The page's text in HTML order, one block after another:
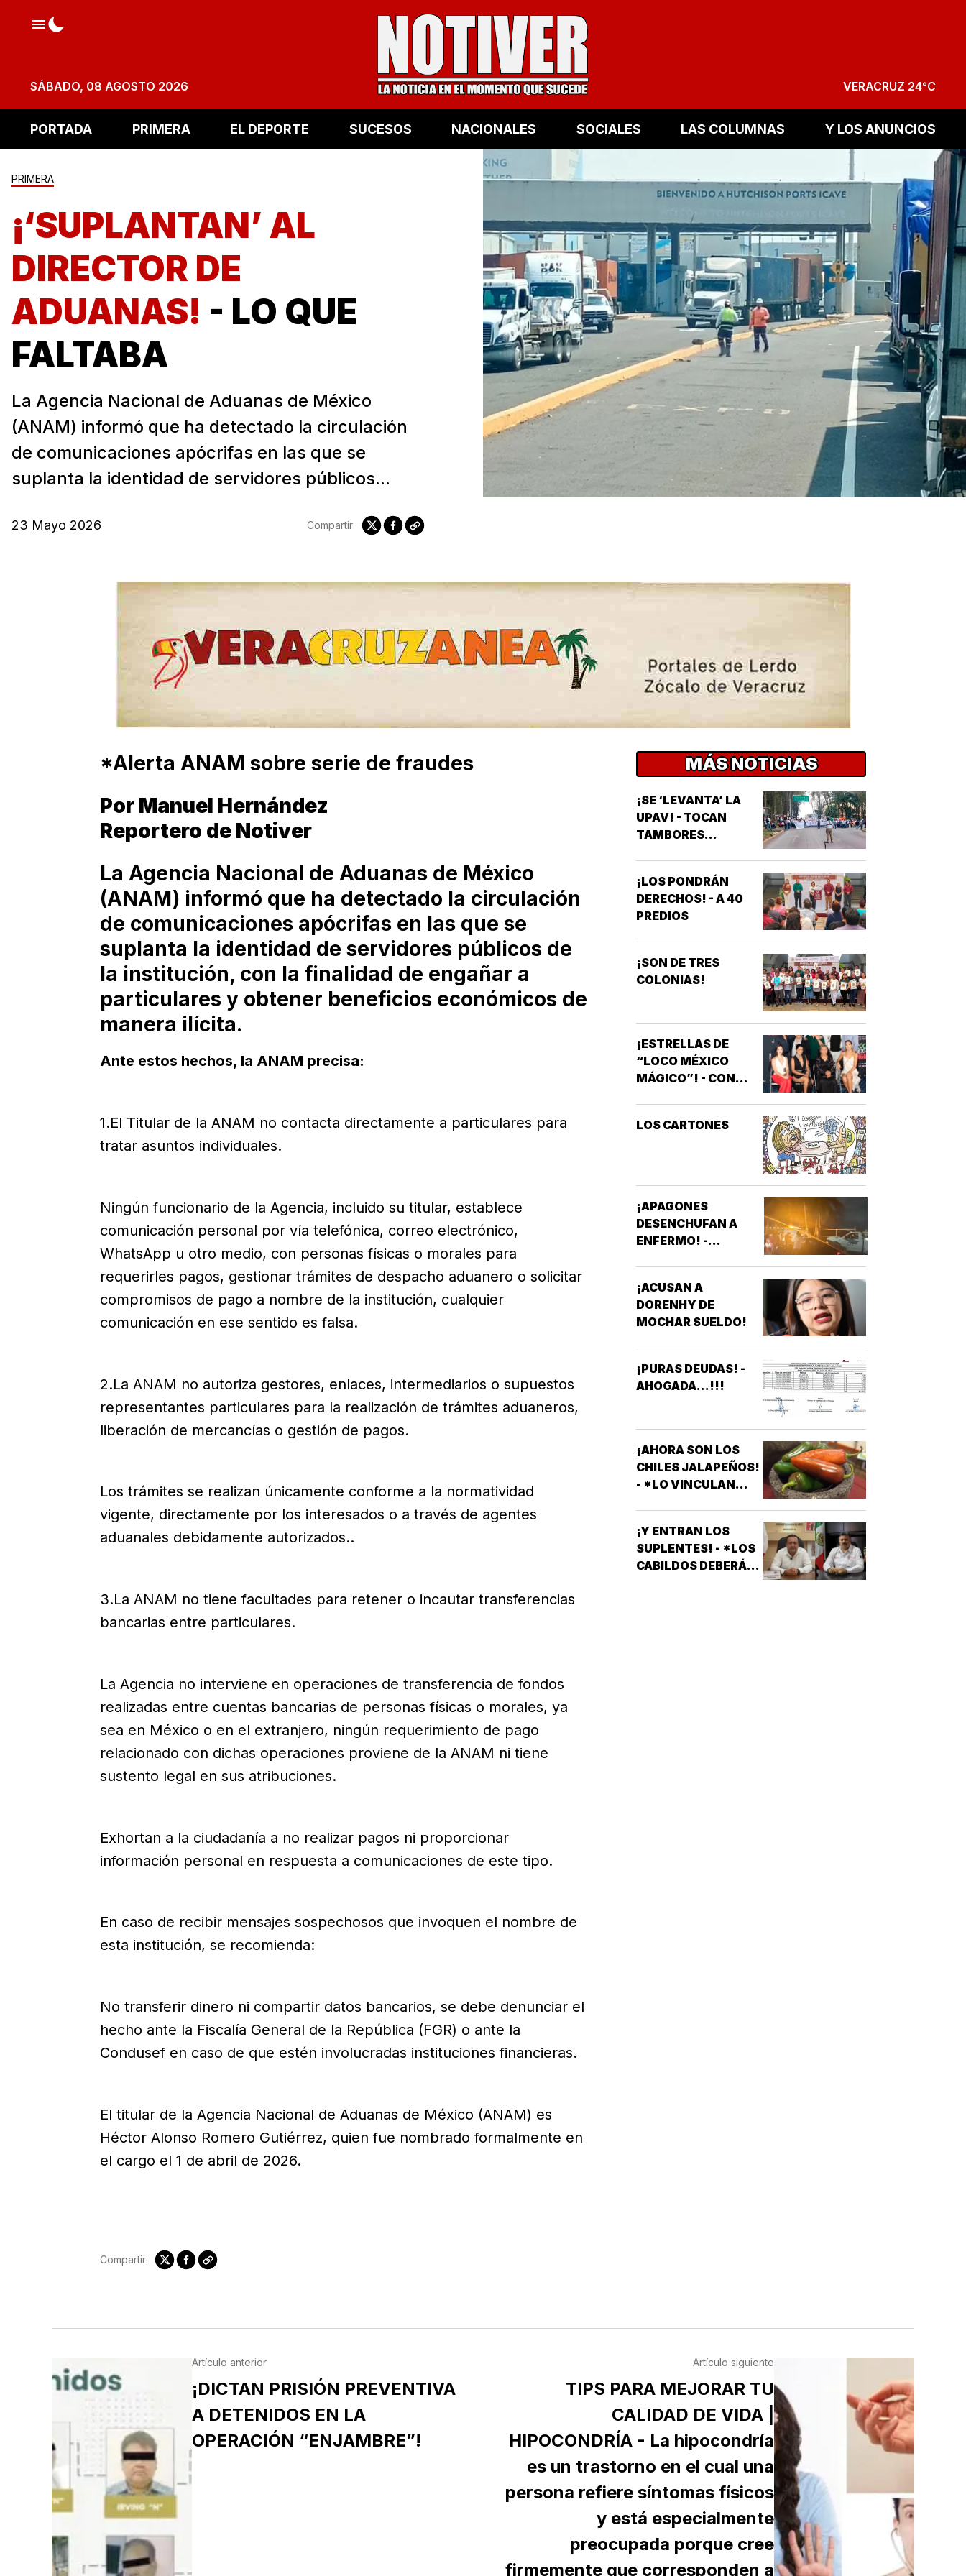
SÁBADO, 08 AGOSTO 2026 VERACRUZ 24°C
PORTADA PRIMERA EL DEPORTE SUCESOS NACIONALES SOCIALES LAS COLUMNAS Y LOS ANUNCIOS
PRIMERA
¡‘SUPLANTAN’ AL
DIRECTOR DE
ADUANAS! - LO QUE
FALTABA
La Agencia Nacional de Aduanas de México
(ANAM) informó que ha detectado la circulación
de comunicaciones apócrifas en las que se
suplanta la identidad de servidores públicos...
23 Mayo 2026 Compartir:
*Alerta ANAM sobre serie de fraudes
Por Manuel Hernández
Reportero de Notiver
La Agencia Nacional de Aduanas de México
(ANAM) informó que ha detectado la circulación
de comunicaciones apócrifas en las que se
suplanta la identidad de servidores públicos de
la institución, con la finalidad de engañar a
particulares y obtener beneficios económicos de
manera ilícita.
Ante estos hechos, la ANAM precisa:
1.El Titular de la ANAM no contacta directamente a particulares para
tratar asuntos individuales.
Ningún funcionario de la Agencia, incluido su titular, establece
comunicación personal por vía telefónica, correo electrónico,
WhatsApp u otro medio, con personas físicas o morales para
requerirles pagos, gestionar trámites de despacho aduanero o solicitar
compromisos de pago a nombre de la institución, cualquier
comunicación en ese sentido es falsa.
2.La ANAM no autoriza gestores, enlaces, intermediarios o supuestos
representantes particulares para la realización de trámites aduaneros,
liberación de mercancías o gestión de pagos.
Los trámites se realizan únicamente conforme a la normatividad
vigente, directamente por los interesados o a través de agentes
aduanales debidamente autorizados..
3.La ANAM no tiene facultades para retener o incautar transferencias
bancarias entre particulares.
La Agencia no interviene en operaciones de transferencia de fondos
realizadas entre cuentas bancarias de personas físicas o morales, ya
sea en México o en el extranjero, ningún requerimiento de pago
relacionado con dichas operaciones proviene de la ANAM ni tiene
sustento legal en sus atribuciones.
Exhortan a la ciudadanía a no realizar pagos ni proporcionar
información personal en respuesta a comunicaciones de este tipo.
En caso de recibir mensajes sospechosos que invoquen el nombre de
esta institución, se recomienda:
No transferir dinero ni compartir datos bancarios, se debe denunciar el
hecho ante la Fiscalía General de la República (FGR) o ante la
Condusef en caso de que estén involucradas instituciones financieras.
El titular de la Agencia Nacional de Aduanas de México (ANAM) es
Héctor Alonso Romero Gutiérrez, quien fue nombrado formalmente en
el cargo el 1 de abril de 2026.
Compartir:
MÁS NOTICIAS
¡SE ‘LEVANTA’ LA
UPAV! - TOCAN
TAMBORES...
¡LOS PONDRÁN
DERECHOS! - A 40
PREDIOS
¡SON DE TRES
COLONIAS!
¡ESTRELLAS DE
“LOCO MÉXICO
MÁGICO”! - CON
LOS CARTONES
¡APAGONES
DESENCHUFAN A
ENFERMO! -
DE VERACRUZ
DENUNCIAN
APAGONES
AFECTAN
ELEVADORES,
APARATOS
ELÉCTRICOS
¡ACUSAN A
DORENHY DE
MOCHAR SUELDO!
¡PURAS DEUDAS! -
AHOGADA...!!!
¡AHORA SON LOS
CHILES JALAPEÑOS!
- *LO VINCULAN
¡Y ENTRAN LOS
SUPLENTES! - *LOS
CABILDOS DEBERÁN
Artículo anterior
¡DICTAN PRISIÓN PREVENTIVA
A DETENIDOS EN LA
OPERACIÓN “ENJAMBRE”!
Artículo siguiente
TIPS PARA MEJORAR TU
CALIDAD DE VIDA |
HIPOCONDRÍA - La hipocondría
es un trastorno en el cual una
persona refiere síntomas físicos
y está especialmente
preocupada porque cree
firmemente que corresponden a